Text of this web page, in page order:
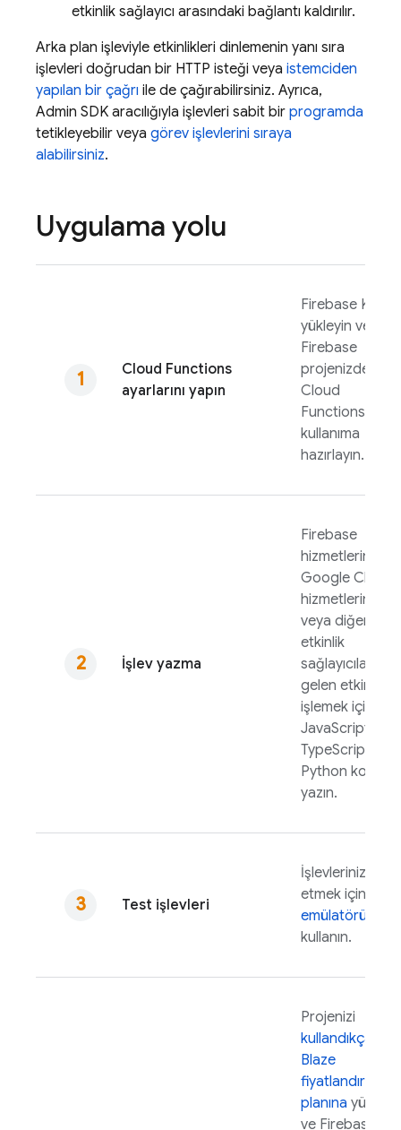
etkinlik sağlayıcı arasındaki bağlantı kaldırılır.
Arka plan işleviyle etkinlikleri dinlemenin yanı sıra
işlevleri doğrudan bir HTTP isteği veya istemciden
yapılan bir çağrı ile de çağırabilirsiniz. Ayrıca,
Admin SDK aracılığıyla işlevleri sabit bir programda
tetikleyebilir veya görev işlevlerini sıraya
alabilirsiniz.
Uygulama yolu
Cloud Functions
ayarlarını yapın
Firebase KSA'yı
yükleyin ve
Firebase
projenizde
Cloud
Functions
kullanıma
hazırlayın.
İşlev yazma
Firebase
hizmetlerinden,
Google Cloud
hizmetlerinden
veya diğer
etkinlik
gelen
işlemek için
JavaScript,
TypeScript
Python kodu
yazın.
Test işlevleri
İşlevlerinizi test
etmek için
emülatörü
kullanın.
Projenizi
kullandıkça öde
Blaze
fiyatlandırma
planına
ve Firebase